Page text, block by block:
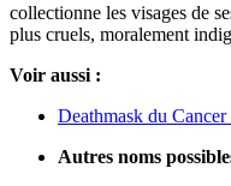
collectionne les visages de
plus cruels, moralement
Voir aussi :
Deathmask du
Autres noms